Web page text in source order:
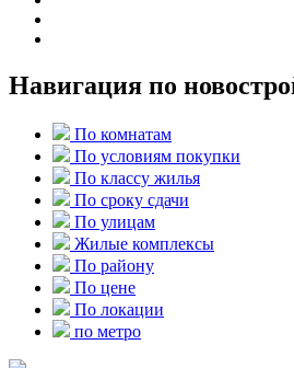
Навигация по
По комнатам
По условиям покупки
По классу жилья
По сроку сдачи
По улицам
Жилые комплексы
По району
По цене
По локации
по метро